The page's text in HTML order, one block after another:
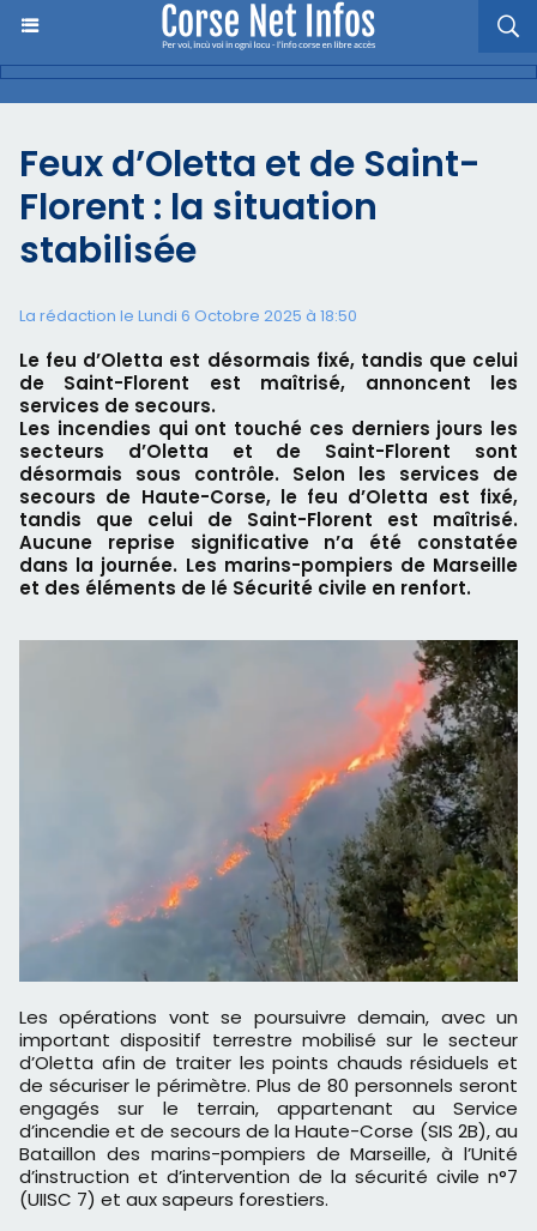
Feux d’Oletta et de Saint-
Florent : la situation
stabilisée
La rédaction le Lundi 6 Octobre 2025 à 18:50
Le feu d’Oletta est désormais fixé, tandis que celui
de Saint-Florent est maîtrisé, annoncent les
services de secours.
Les incendies qui ont touché ces derniers jours les
secteurs d’Oletta et de Saint-Florent sont
désormais sous contrôle. Selon les services de
secours de Haute-Corse, le feu d’Oletta est fixé,
tandis que celui de Saint-Florent est maîtrisé.
Aucune reprise significative n’a été constatée
dans la journée. Les marins-pompiers de Marseille
et des éléments de lé Sécurité civile en renfort.
Les opérations vont se poursuivre demain, avec un
important dispositif terrestre mobilisé sur le secteur
d’Oletta afin de traiter les points chauds résiduels et
de sécuriser le périmètre. Plus de 80 personnels seront
engagés sur le terrain, appartenant au Service
d’incendie et de secours de la Haute-Corse (SIS 2B), au
Bataillon des marins-pompiers de Marseille, à l’Unité
d’instruction et d’intervention de la sécurité civile n°7
(UIISC 7) et aux sapeurs forestiers.